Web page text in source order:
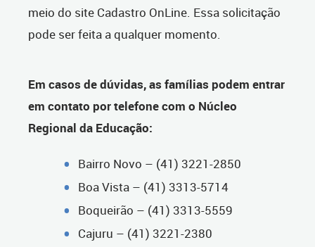
meio do site Cadastro OnLine. Essa solicitação
pode ser feita a qualquer momento.
Em casos de dúvidas, as famílias podem entrar
em contato por telefone com o Núcleo
Regional da Educação:
Bairro Novo – (41) 3221-2850
Boa Vista – (41) 3313-5714
Boqueirão – (41) 3313-5559
Cajuru – (41) 3221-2380